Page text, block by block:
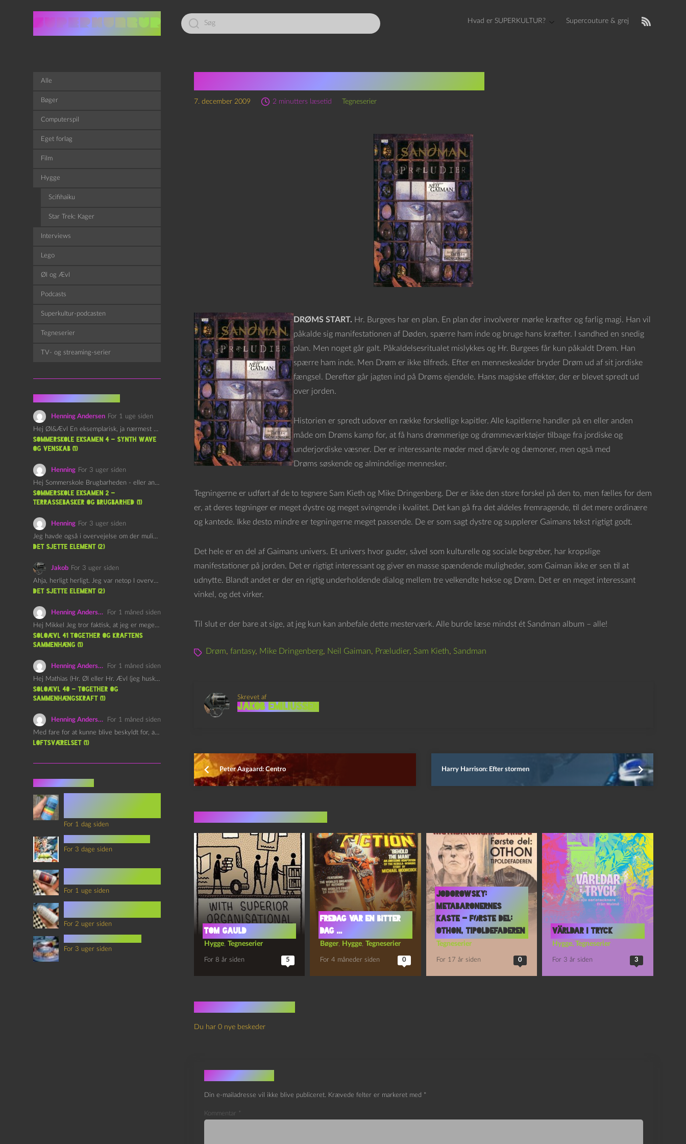
Led
efter:
Hvad er SUPERKULTUR? Supercouture & grej
7. december 2009 2 minutters læsetid Tegneserier
DRØMS START. Hr. Burgees har en plan. En plan der involverer mørke kræfter og farlig magi. Han vil
påkalde sig manifestationen af Døden, spærre ham inde og bruge hans kræfter. I sandhed en snedig
plan. Men noget går galt. Påkaldelsesritualet mislykkes og Hr. Burgees får kun påkaldt Drøm. Han
spærre ham inde. Men Drøm er ikke tilfreds. Efter en menneskealder bryder Drøm ud af sit jordiske
fængsel. Derefter går jagten ind på Drøms ejendele. Hans magiske effekter, der er blevet spredt ud
over jorden.
Historien er spredt udover en række forskellige kapitler. Alle kapitlerne handler på en eller anden
måde om Drøms kamp for, at få hans drømmerige og drømmeværktøjer tilbage fra jordiske og
underjordiske væsner. Der er interessante møder med djævle og dæmoner, men også med
Drøms søskende og almindelige mennesker.
Tegningerne er udført af de to tegnere Sam Kieth og Mike Dringenberg. Der er ikke den store forskel på den to, men fælles for dem
er, at deres tegninger er meget dystre og meget svingende i kvalitet. Det kan gå fra det aldeles fremragende, til det mere ordinære
og kantede. Ikke desto mindre er tegningerne meget passende. De er som sagt dystre og supplerer Gaimans tekst rigtigt godt.
Det hele er en del af Gaimans univers. Et univers hvor guder, såvel som kulturelle og sociale begreber, har kropslige
manifestationer på jorden. Det er rigtigt interessant og giver en masse spændende muligheder, som Gaiman ikke er sen til at
udnytte. Blandt andet er der en rigtig underholdende dialog mellem tre velkendte hekse og Drøm. Det er en meget interessant
vinkel, og det virker.
Til slut er der bare at sige, at jeg kun kan anbefale dette mesterværk. Alle burde læse mindst ét Sandman album – alle!
Drøm, fantasy, Mike Dringenberg, Neil Gaiman, Præludier, Sam Kieth, Sandman
Skrevet af
Jakob Emiliussen
Peter Aagaard: Centro Harry Harrison: Efter stormen
Tom Gauld
Hygge, Tegneserier
For 8 år siden 5
fredag var en bitter
dag …
Bøger, Hygge, Tegneserier
For 4 måneder siden 0
Jodorowsky:
Metabaronernes
Kaste – Første del:
Othon, tipoldefaderen
Tegneserier
For 17 år siden 0
Världar i tryck
Hygge, Tegneserier
For 3 år siden 3
Du har 0 nye beskeder
Skriv et svar
Din e-mailadresse vil ikke blive publiceret. Krævede felter er markeret med *
Kommentar *
Alle
Bøger
Computerspil
Eget forlag
Film
Hygge
Scifihaiku
Star Trek: Kager
Interviews
Lego
Øl og Ævl
Podcasts
Superkultur-podcasten
Tegneserier
TV- og streaming-serier
Henning Andersen For 1 uge siden
Hej Øl&Ævl En eksemplarisk, ja nærmest yndefuld, afslutning på SOMMERSKOLEN.…
Sommerskole Eksamen 4 – Synth Wave
og Venskab (1)
Henning For 3 uger siden
Hej Sommerskole Brugbarheden - eller anvendeligheden - af "Øl&Ævl" er…
Sommerskole Eksamen 2 –
Terrassebasker og Brugbarhed (1)
Henning For 3 uger siden
Jeg havde også i overvejelse om der muligvis kunne være…
det sjette element (2)
Jakob For 3 uger siden
Ahja, herligt herligt. Jeg var netop I overvejelser om at…
det sjette element (2)
Henning Andersen
For 1 måned siden
Hej Mikkel Jeg tror faktisk, at jeg er meget enig…
Soloævl 41 Together og Kraftens
Sammenhæng (1)
Henning Andersen
For 1 måned siden
Hej Mathias (Hr. Øl eller Hr. Ævl (jeg husker ikke…
Soloævl 40 – Together og
sammenhængskraft (1)
Henning Andersen
For 1 måned siden
Med fare for at kunne blive beskyldt for, at være…
Loftsværelset (1)
For 1 dag siden
For 3 dage siden
For 1 uge siden
For 2 uger siden
For 3 uger siden